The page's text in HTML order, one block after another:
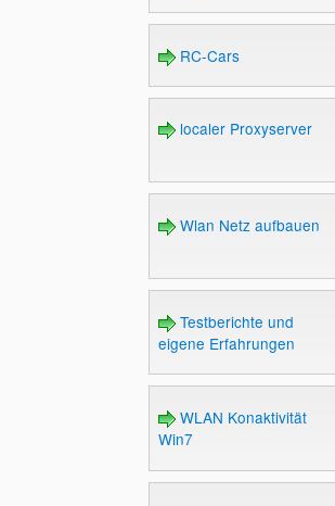
RC-Cars
localer Proxyserver
Wlan Netz aufbauen
Testberichte und
eigene Erfahrungen
WLAN Konaktivität
Win7